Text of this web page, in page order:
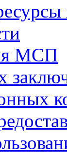
МСП